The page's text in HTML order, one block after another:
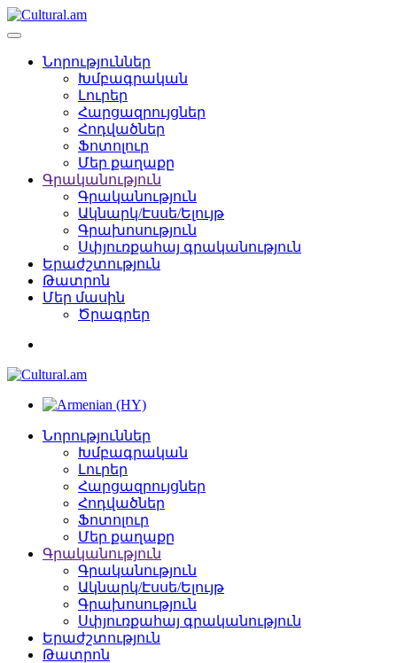
Նորություններ
Խմբագրական
Լուրեր
Հարցազրույցներ
Հոդվածներ
Ֆոտոլուր
Մեր քաղաքը
Գրականություն
Գրականություն
Ակնարկ/Էսսե/Ելույթ
Գրախոսություն
Սփյուռքահայ գրականություն
Երաժշտություն
Թատրոն
Մեր մասին
Ծրագրեր
Նորություններ
Խմբագրական
Լուրեր
Հարցազրույցներ
Հոդվածներ
Ֆոտոլուր
Մեր քաղաքը
Գրականություն
Գրականություն
Ակնարկ/Էսսե/Ելույթ
Գրախոսություն
Սփյուռքահայ գրականություն
Երաժշտություն
Թատրոն